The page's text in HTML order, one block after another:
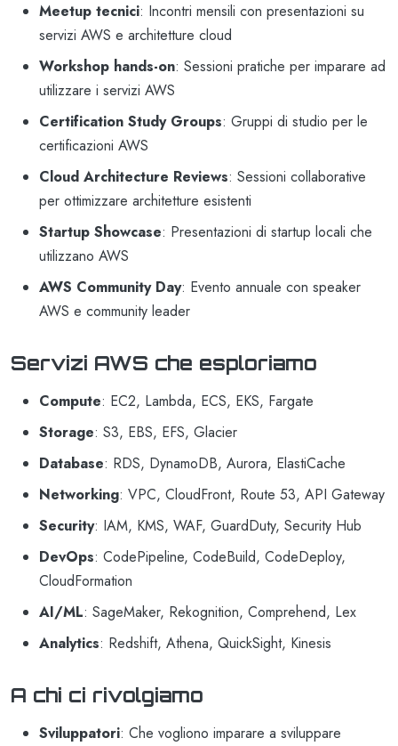
Meetup tecnici: Incontri mensili con presentazioni su
servizi AWS e architetture cloud
Workshop hands-on: Sessioni pratiche per imparare ad
utilizzare i servizi AWS
Certification Study Groups: Gruppi di studio per le
certificazioni AWS
Cloud Architecture Reviews: Sessioni collaborative
per ottimizzare architetture esistenti
Startup Showcase: Presentazioni di startup locali che
utilizzano AWS
AWS Community Day: Evento annuale con speaker
AWS e community leader
Servizi AWS che esploriamo
Compute: EC2, Lambda, ECS, EKS, Fargate
Storage: S3, EBS, EFS, Glacier
Database: RDS, DynamoDB, Aurora, ElastiCache
Networking: VPC, CloudFront, Route 53, API Gateway
Security: IAM, KMS, WAF, GuardDuty, Security Hub
DevOps: CodePipeline, CodeBuild, CodeDeploy,
CloudFormation
AI/ML: SageMaker, Rekognition, Comprehend, Lex
Analytics: Redshift, Athena, QuickSight, Kinesis
A chi ci rivolgiamo
Sviluppatori: Che vogliono imparare a sviluppare